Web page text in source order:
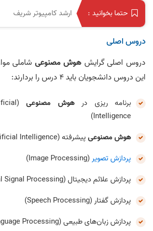
حتما بخوانید : ارشد کامپیوتر شریف
دروس اصلی
دروس اصلی گرایش هوش مصنوعیشاملی
این دروس دانشجویان باید 4 درس را بردارند:
برنامه‌ ریزی درهوش مصنوعی
Intelligence)
هوش مصنوعیپیشرفته (Advanced Artificial Intelligence)
پردازش تصویر(Image Processing)
پردازش علائم دیجیتال (Digital Signal Processing)
پردازش گفتار (Speech Processing)
پردازش زبان‌های طبیعی (Natural Language Processing)